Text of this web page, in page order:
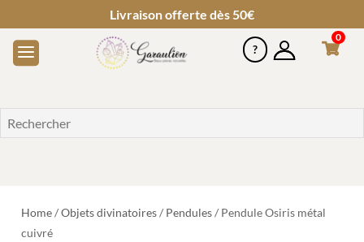
Livraison offerte dès 50€
0
Home/Objets divinatoires/ Pendules/ Pendule Osiris métal
cuivré